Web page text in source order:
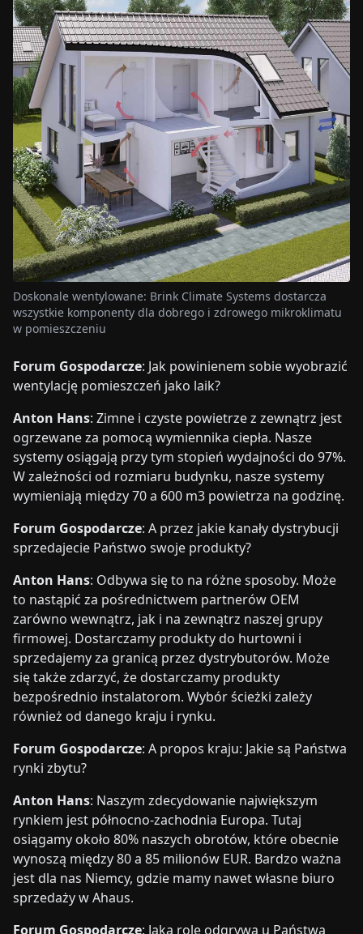
Doskonale wentylowane: Brink Climate Systems dostarcza
wszystkie komponenty dla dobrego i zdrowego mikroklimatu
w pomieszczeniu
Forum Gospodarcze: Jak powinienem sobie wyobrazić
wentylację pomieszczeń jako laik?
Anton Hans: Zimne i czyste powietrze z zewnątrz jest
ogrzewane za pomocą wymiennika ciepła. Nasze
systemy osiągają przy tym stopień wydajności do 97%.
W zależności od rozmiaru budynku, nasze systemy
wymieniają między 70 a 600 m3 powietrza na godzinę.
Forum Gospodarcze: A przez jakie kanały dystrybucji
sprzedajecie Państwo swoje produkty?
Anton Hans: Odbywa się to na różne sposoby. Może
to nastąpić za pośrednictwem partnerów OEM
zarówno wewnątrz, jak i na zewnątrz naszej grupy
firmowej. Dostarczamy produkty do hurtowni i
sprzedajemy za granicą przez dystrybutorów. Może
się także zdarzyć, że dostarczamy produkty
bezpośrednio instalatorom. Wybór ścieżki zależy
również od danego kraju i rynku.
Forum Gospodarcze: A propos kraju: Jakie są Państwa
rynki zbytu?
Anton Hans: Naszym zdecydowanie największym
rynkiem jest północno-zachodnia Europa. Tutaj
osiągamy około 80% naszych obrotów, które obecnie
wynoszą między 80 a 85 milionów EUR. Bardzo ważna
jest dla nas Niemcy, gdzie mamy nawet własne biuro
sprzedaży w Ahaus.
Forum Gospodarcze: Jaką rolę odgrywa u Państwa